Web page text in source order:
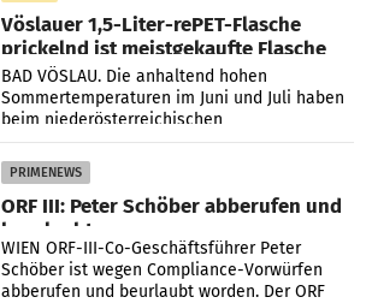
Vöslauer 1,5-Liter-rePET-Flasche
prickelnd ist meistgekaufte Flasche
Österreichs
BAD VÖSLAU. Die anhaltend hohen
Sommertemperaturen im Juni und Juli haben
beim niederösterreichischen
Getränkehersteller Vöslauer zu deutlichen
Absatzzuwächsen geführt. Während
PRIMENEWS
ORF III: Peter Schöber abberufen und
beurlaubt
WIEN ORF-III-Co-Geschäftsführer Peter
Schöber ist wegen Compliance-Vorwürfen
abberufen und beurlaubt worden. Der ORF